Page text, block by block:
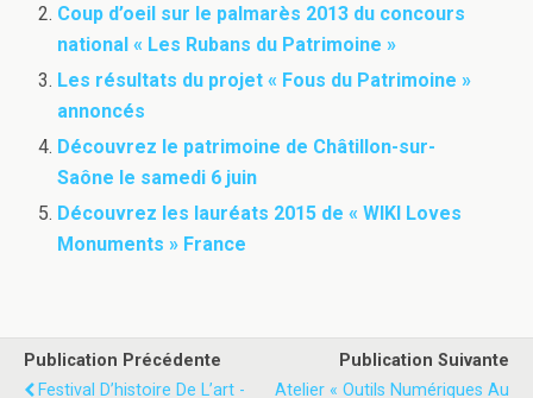
Coup d’oeil sur le palmarès 2013 du concours
national « Les Rubans du Patrimoine »
Les résultats du projet « Fous du Patrimoine »
annoncés
Découvrez le patrimoine de Châtillon-sur-
Saône le samedi 6 juin
Découvrez les lauréats 2015 de « WIKI Loves
Monuments » France
Publication Précédente
Festival D’histoire De L’art -
Publication Suivante
Atelier « Outils Numériques Au